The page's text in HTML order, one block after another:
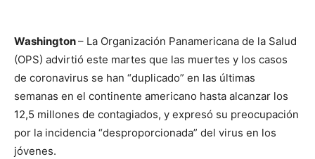
Washington– La Organización Panamericana de la Salud
(OPS) advirtió este martes que las muertes y los casos
de coronavirus se han “duplicado” en las últimas
semanas en el continente americano hasta alcanzar los
12,5 millones de contagiados, y expresó su preocupación
por la incidencia “desproporcionada” del virus en los
jóvenes.